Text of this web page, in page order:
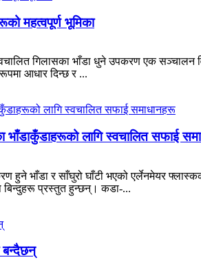
महत्वपूर्ण भूमिका
गिलासका भाँडा धुने उपकरण एक सञ्चालन
आधार दिन्छ र ...
लागि स्वचालित सफाई
हुने भाँडा र साँघुरो घाँटी भएको एर्लेनमेयर
बिन्दुहरू प्रस्तुत हुन्छन्। कडा-...
बन्दैछन्